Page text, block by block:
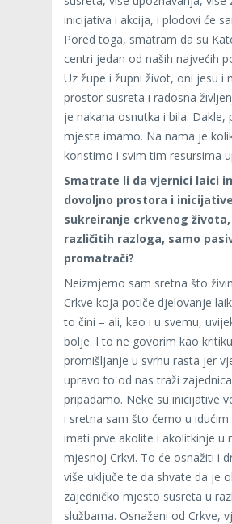
inicijativa i akcija, i plodovi će
Pored toga, smatram da su
centri jedan od naših najvećih
Uz župe i župni život, oni jesu i
prostor susreta i radosna
je nakana osnutka i bila. Dakle,
mjesta imamo. Na nama je
koristimo i svim tim resursima
Smatrate li da vjernici laici
dovoljno prostora i
sukreiranje crkvenog
različitih razloga, samo
promatrači?
Neizmjerno sam sretna što
Crkve koja potiče djelovanje
to čini – ali, kao i u svemu,
bolje. I to ne govorim kao
promišljanje u svrhu rasta jer
upravo to od nas traži
pripadamo. Neke su inicijative
i sretna sam što ćemo u idućim
imati prve akolite i akolitkinje u
mjesnoj Crkvi. To će osnažiti i
više uključe te da shvate da je
zajedničko mjesto susreta u
službama. Osnaženi od Crkve,